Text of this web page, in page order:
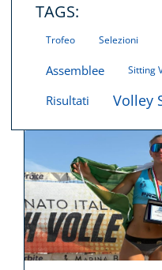
TAGS:
Trofeo Selezioni
Assemblee Sitting
Risultati Volley